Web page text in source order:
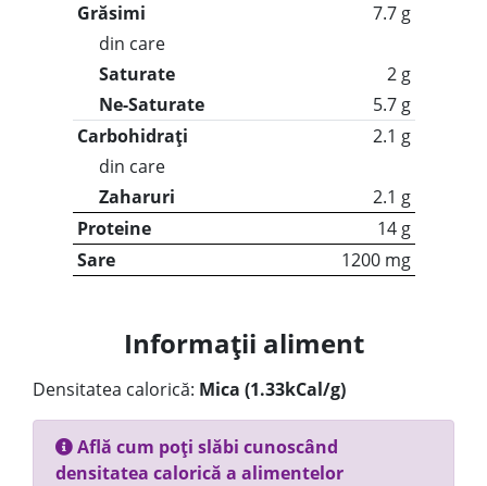
Grăsimi
7.7 g
din care
Saturate
2 g
Ne-Saturate
5.7 g
Carbohidrați
2.1 g
din care
Zaharuri
2.1 g
Proteine
14 g
Sare
1200 mg
Informații aliment
Densitatea calorică: Mica (1.33kCal/g)
Află cum poți slăbi cunoscând
densitatea calorică a alimentelor